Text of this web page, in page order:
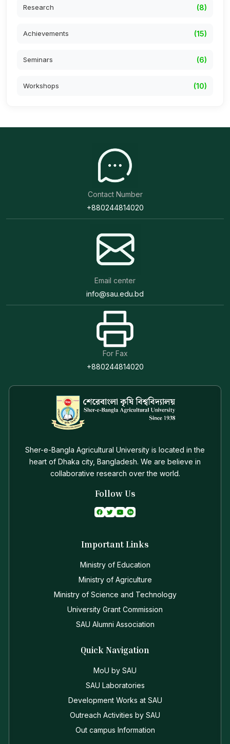
Research (8)
Achievements (15)
Seminars (6)
Workshops (10)
Contact Number
+880244814020
Email center
info@sau.edu.bd
For Fax
+880244814020
Sher-e-Bangla Agricultural University is located in the
heart of Dhaka city, Bangladesh. We are believe in
collaborative research over the world.
Follow Us
Important Links
Ministry of Education
Ministry of Agriculture
Ministry of Science and Technology
University Grant Commission
SAU Alumni Association
Quick Navigation
MoU by SAU
SAU Laboratories
Development Works at SAU
Outreach Activities by SAU
Out campus Information